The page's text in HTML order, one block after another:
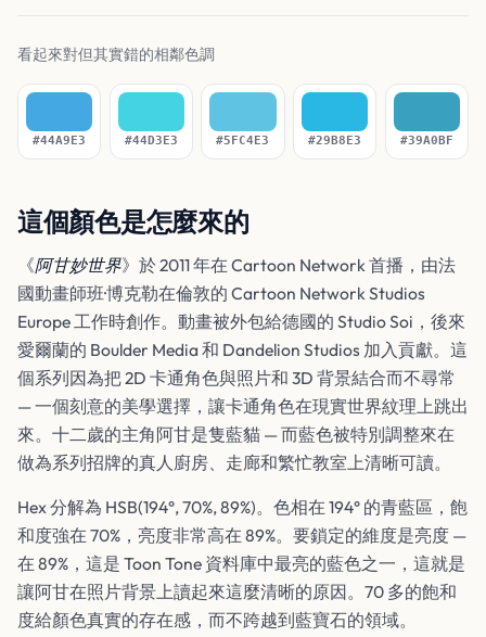
看起來對但其實錯的相鄰色調
#44A9E3 #44D3E3 #5FC4E3 #29B8E3 #39A0BF
這個顏色是怎麼來的
《阿甘妙世界》於 2011 年在 Cartoon Network 首播，由法
國動畫師班·博克勒在倫敦的 Cartoon Network Studios
Europe 工作時創作。動畫被外包給德國的 Studio Soi，後來
愛爾蘭的 Boulder Media 和 Dandelion Studios 加入貢獻。這
個系列因為把 2D 卡通角色與照片和 3D 背景結合而不尋常
— 一個刻意的美學選擇，讓卡通角色在現實世界紋理上跳出
來。十二歲的主角阿甘是隻藍貓 — 而藍色被特別調整來在
做為系列招牌的真人廚房、走廊和繁忙教室上清晰可讀。
Hex 分解為 HSB(194°, 70%, 89%)。色相在 194° 的青藍區，飽
和度強在 70%，亮度非常高在 89%。要鎖定的維度是亮度 —
在 89%，這是 Toon Tone 資料庫中最亮的藍色之一，這就是
讓阿甘在照片背景上讀起來這麼清晰的原因。70 多的飽和
度給顏色真實的存在感，而不跨越到藍寶石的領域。